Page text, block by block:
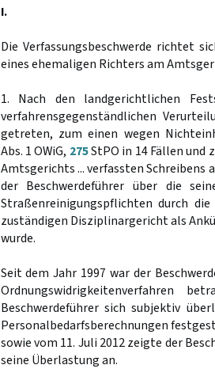
I.
Die Verfassungsbeschwerde richtet
eines ehemaligen Richters am
1. Nach den landgerichtlichen
verfahrensgegenständlichen
getreten, zum einen wegen
Abs. 1 OWiG, 275StPO in 14 Fällen und
Amtsgerichts ... verfassten Schreibens
der Beschwerdeführer über die
Straßenreinigungspflichten durch
zuständigen Disziplinargericht als
wurde.
Seit dem Jahr 1997 war der
Ordnungswidrigkeitenverfahren
Beschwerdeführer sich subjektiv
Personalbedarfsberechnungen
sowie vom 11. Juli 2012 zeigte der
seine Überlastung an.